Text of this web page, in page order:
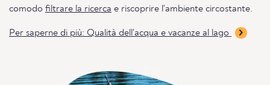
comodo filtrare la ricerca e riscoprire l'ambiente circostante.
Per saperne di più: Qualità dell'acqua e vacanze al lago